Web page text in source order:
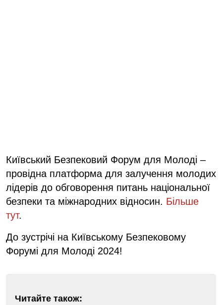
Київський Безпековий Форум для Молоді –
провідна платформа для залучення молодих
лідерів до обговорення питань національної
безпеки та міжнародних відносин. Більше
тут.
До зустрічі на Київському Безпековому
Форумі для Молоді 2024!
Читайте також: